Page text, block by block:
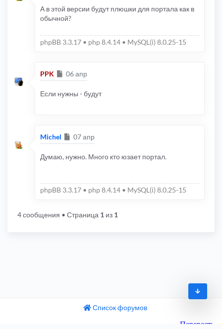
А в этой версии будут плюшки для портала как в
обычной?
phpBB 3.3.17 • php 8.4.14 • MySQL(i) 8.0.25-15
PPK Сообщение
06 апр
Если нужны - будут
Michel Сообщение
07 апр
Думаю, нужно. Много кто юзает портал.
phpBB 3.3.17 • php 8.4.14 • MySQL(i) 8.0.25-15
4 сообщения • Страница 1 из 1
Список форумов